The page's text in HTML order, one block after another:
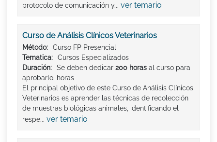
protocolo de comunicación y... ver temario
Curso de Análisis Clínicos Veterinarios
Método:
Curso FP Presencial
Tematica:
Cursos Especializados
Duración:
Se deben dedicar 200 horas al curso para
aprobarlo. horas
El principal objetivo de este Curso de Análisis Clínicos
Veterinarios es aprender las técnicas de recolección
de muestras biológicas animales, identificando el
respe... ver temario